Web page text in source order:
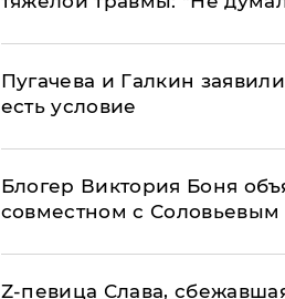
Пугачева и Галкин
есть условие
Блогер Виктория Боня
совместном с Соловьевым
Z-певица Слава,